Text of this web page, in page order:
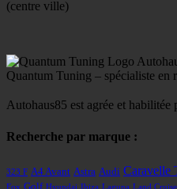
(centre ville)
Quantum Tuning – spécialiste en
Autohaus85 est agrée et
Recherche par marque :
323 F A4 Avant Astra Audi Caravelle